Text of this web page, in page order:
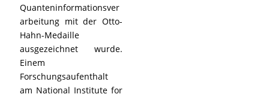
Quanteninformationsver
arbeitung mit der Otto-
Hahn-Medaille
ausgezeichnet wurde.
Einem
Forschungsaufenthalt
am National Institute for